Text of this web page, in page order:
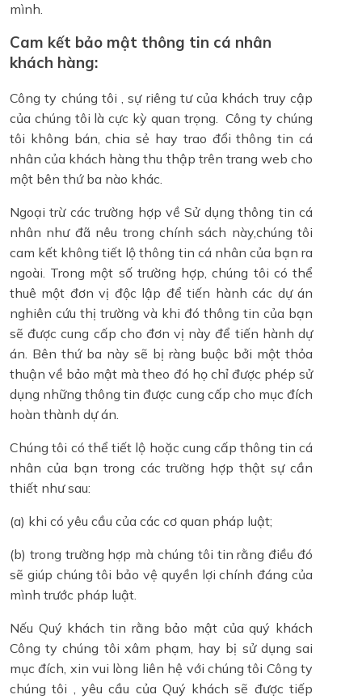
mình.
Cam kết bảo mật thông tin cá nhân
khách hàng:
Công ty chúng tôi , sự riêng tư của khách truy cập
của chúng tôi là cực kỳ quan trọng. Công ty chúng
tôi không bán, chia sẻ hay trao đổi thông tin cá
nhân của khách hàng thu thập trên trang web cho
một bên thứ ba nào khác.
Ngoại trừ các trường hợp về Sử dụng thông tin cá
nhân như đã nêu trong chính sách này,chúng tôi
cam kết không tiết lộ thông tin cá nhân của bạn ra
ngoài. Trong một số trường hợp, chúng tôi có thể
thuê một đơn vị độc lập để tiến hành các dự án
nghiên cứu thị trường và khi đó thông tin của bạn
sẽ được cung cấp cho đơn vị này để tiến hành dự
án. Bên thứ ba này sẽ bị ràng buộc bởi một thỏa
thuận về bảo mật mà theo đó họ chỉ được phép sử
dụng những thông tin được cung cấp cho mục đích
hoàn thành dự án.
Chúng tôi có thể tiết lộ hoặc cung cấp thông tin cá
nhân của bạn trong các trường hợp thật sự cần
thiết như sau:
(a) khi có yêu cầu của các cơ quan pháp luật;
(b) trong trường hợp mà chúng tôi tin rằng điều đó
sẽ giúp chúng tôi bảo vệ quyền lợi chính đáng của
mình trước pháp luật.
Nếu Quý khách tin rằng bảo mật của quý khách
Công ty chúng tôi xâm phạm, hay bị sử dụng sai
mục đích, xin vui lòng liên hệ với chúng tôi Công ty
chúng tôi , yêu cầu của Quý khách sẽ được tiếp